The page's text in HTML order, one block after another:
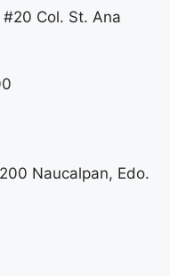
Col. St. Ana
Naucalpan, Edo.